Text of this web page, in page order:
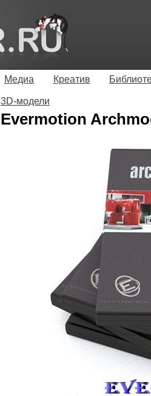
Медиа Креатив
3D-модели
Evermotion